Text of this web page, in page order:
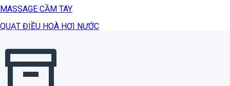
MASSAGE CẦM TAY
QUẠT ĐIỀU HOÀ HƠI NƯỚC